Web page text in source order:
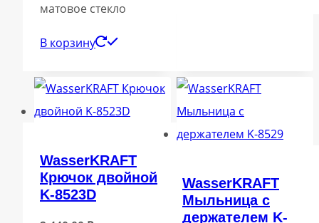
матовое стекло
В корзину
WasserKRAFT
Крючок двойной
K-8523D
WasserKRAFT
Мыльница с
держателем K-